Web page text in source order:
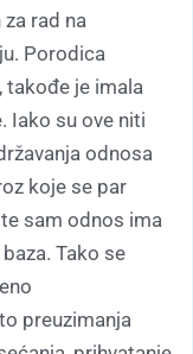
rad na
Porodica
takođe je imala
Iako su ove niti
odnosa
koje se par
sam odnos ima
Tako se
preuzimanja